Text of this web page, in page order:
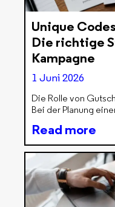
Unique
Die richtige
Kampagne
1 Juni 2026
Die Rolle von
Bei der Planung
Read more